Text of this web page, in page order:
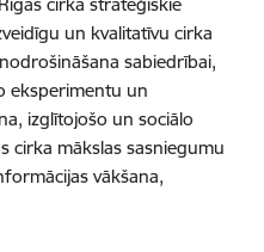
un kvalitatīvu cirka
sabiedrībai,
eksperimentu un
izglītojošo un sociālo
cirka mākslas sasniegumu
vākšana,